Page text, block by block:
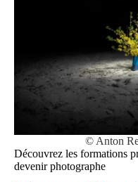
© Anton
Découvrez les formations
devenir photographe